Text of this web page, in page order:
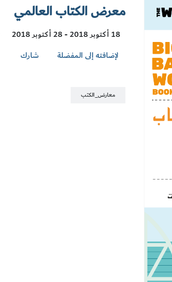
معرض الكتاب العالمي
18 أكتوبر 2018 - 28 أكتوبر 2018
لإضافته إلى المفضلة
شارك
معارض_الكتب